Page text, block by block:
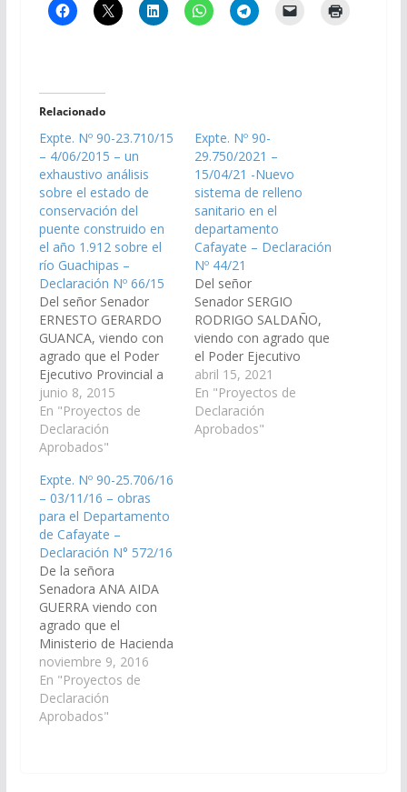
Relacionado
Expte. Nº 90-23.710/15
– 4/06/2015 – un
exhaustivo análisis
sobre el estado de
conservación del
puente construido en
el año 1.912 sobre el
río Guachipas –
Declaración Nº 66/15
Del señor Senador
ERNESTO GERARDO
GUANCA, viendo con
agrado que el Poder
Ejecutivo Provincial a
través de la Dirección
de Vialidad Provincial,
arbitren los medios
necesarios a fin de que
exhaustivo análisis
sobre el estado de
conservación del
puente construido en
el año 1.912 sobre el
río…
junio 8, 2015
En "Proyectos de
Declaración
Aprobados"
Expte. Nº 90-
29.750/2021 –
15/04/21 -Nuevo
sistema de relleno
sanitario en el
departamento
Cafayate – Declaración
Nº 44/21
Del señor
Senador SERGIO
RODRIGO SALDAÑO,
viendo con agrado que
el Poder Ejecutivo
Provincial realice la
obra nuevo sistema de
relleno sanitario en el
departamento
abril 15, 2021
En "Proyectos de
Declaración
Aprobados"
Expte. Nº 90-25.706/16
– 03/11/16 – obras
para el Departamento
de Cafayate –
Declaración N° 572/16
De la señora
Senadora ANA AIDA
GUERRA viendo con
agrado que el
Ministerio de Hacienda
y Finanzas de la
Provincia de Salta
incorpore en el Plan de
Obras Públicas del
noviembre 9, 2016
En "Proyectos de
Declaración
Aprobados"